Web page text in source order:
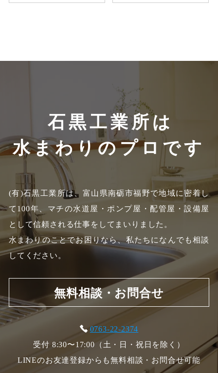
石黒工業所は
水まわりのプロです
(有)石黒工業所は、富山県南砺市福野で地域に密着し
て100年、 マチの水道屋・ポンプ屋・配管屋・設備屋
として信頼される仕事をしてまいりました。
水まわりのことでお困りなら、私たちになんでも相談
してください。
無料相談・お問合せ
0763-22-2374
受付 8:30〜17:00（土・日・祝日を除く）
LINEのお友達登録からも無料相談・お問合せ可能